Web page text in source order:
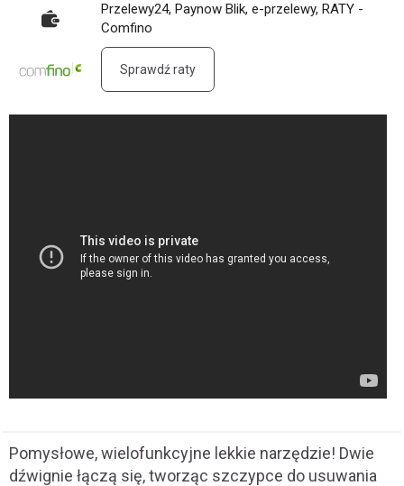
Przelewy24, Paynow Blik, e-przelewy, RATY -
Comfino
Sprawdź raty
Pomysłowe, wielofunkcyjne lekkie narzędzie! Dwie
dźwignie łączą się, tworząc szczypce do usuwania